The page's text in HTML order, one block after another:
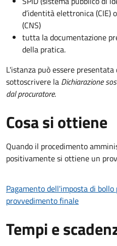
d’identità elettronica (CIE)
(CNS)
tutta la documentazione
della pratica.
L'istanza può essere
sottoscrivere la Dichiarazione
dal procuratore.
Cosa si ottiene
Quando il procedimento
positivamente si ottiene un
Pagamento dell'imposta di
provvedimento finale
Tempi e